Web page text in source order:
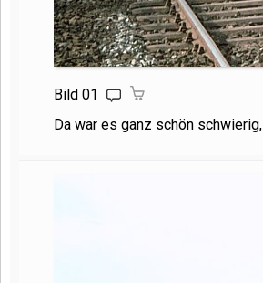
Bild 01
Da war es ganz schön schwierig,